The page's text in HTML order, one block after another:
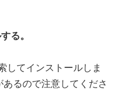
る。
してインストールしま
るので注意してくださ